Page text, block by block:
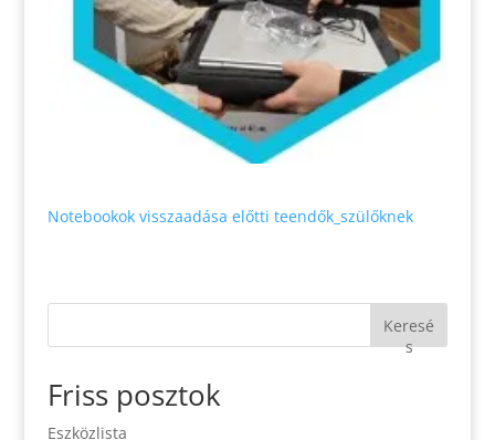
Notebookok visszaadása előtti teendők_szülőknek
Keresé
s
Friss posztok
Eszközlista